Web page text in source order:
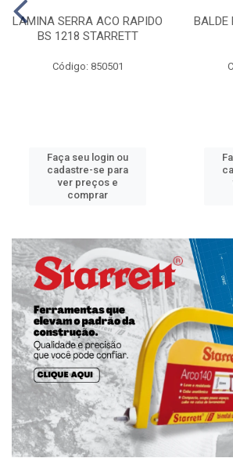
LAMINA SERRA ACO RAPIDO
BS 1218 STARRETT
Código: 850501
Faça seu login ou
cadastre-se para
ver preços e
comprar
BALDE